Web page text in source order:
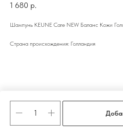
1 680 р.
Шампунь KEUNE Care NEW Баланс Кожи
Страна происхождения: Голландия